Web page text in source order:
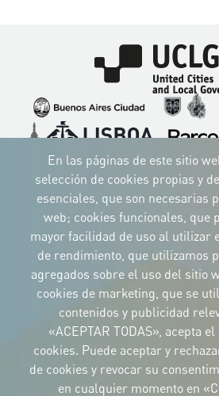
Imagen
Imagen
ImagenImagen Imagen
ImagenImagenImagen
IDENTIDAD
los
y el
NEWSLETTER
CONTACTO
Carrer
08002
culture@uclg.org
En las páginas de este sitio
selección de cookies propias y
esenciales, que son necesarias
web; cookies funcionales, que
mayor facilidad de uso al utilizar
de rendimiento, que utilizamos
agregados sobre el uso del sitio
cookies de marketing, que se
contenidos y publicidad
«ACEPTAR TODAS», acepta
cookies. Puede aceptar y
de cookies y revocar su
en cualquier momento en